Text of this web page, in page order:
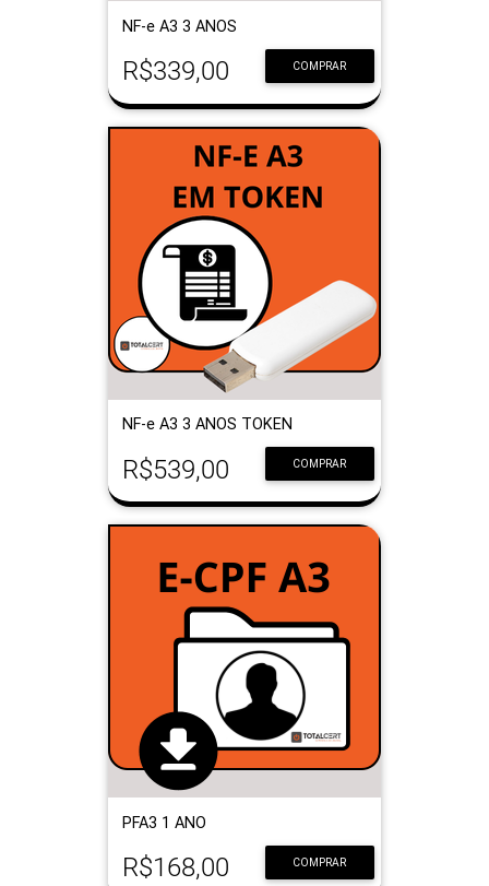
NF-e A3 3 ANOS
COMPRAR
R$339,00
NF-e A3 3 ANOS TOKEN
COMPRAR
R$539,00
PFA3 1 ANO
COMPRAR
R$168,00